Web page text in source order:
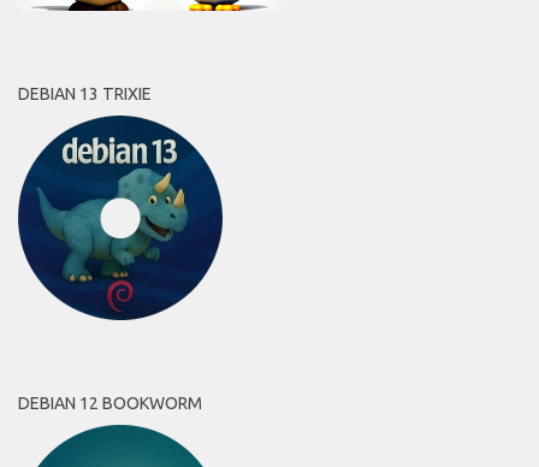
DEBIAN 13 TRIXIE
DEBIAN 12 BOOKWORM